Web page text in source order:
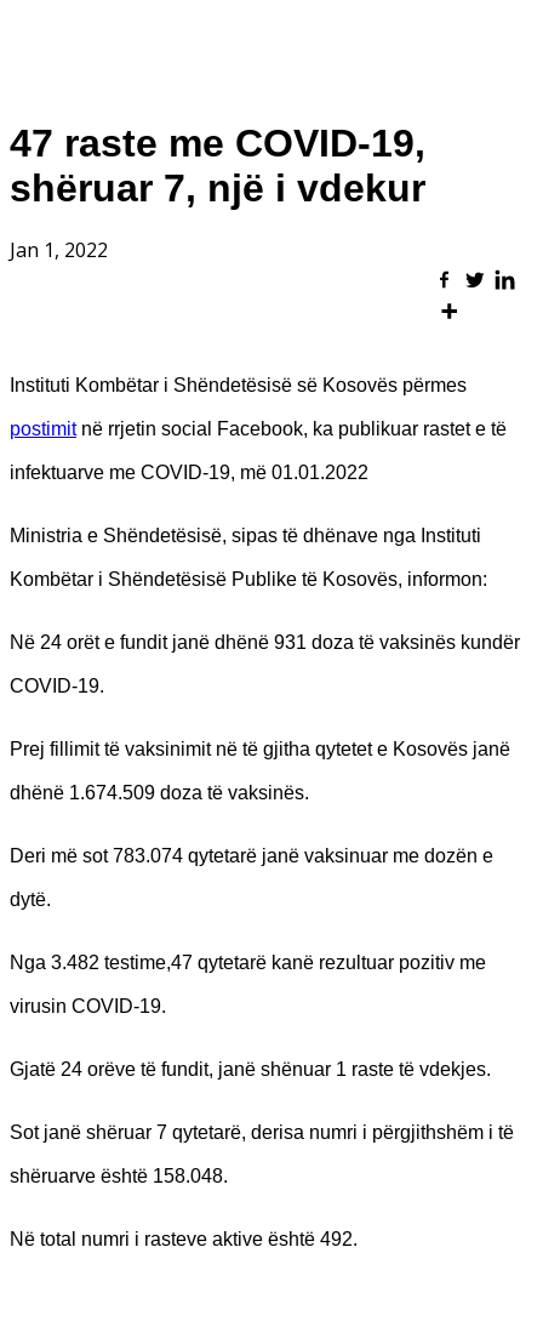
47 raste me COVID-19,
shëruar 7, një i vdekur
Jan 1, 2022
Instituti Kombëtar i Shëndetësisë së Kosovës përmes
postimitnë rrjetin social Facebook, ka publikuar rastet e të
infektuarve me COVID-19, më 01.01.2022
Ministria e Shëndetësisë, sipas të dhënave nga Instituti
Kombëtar i Shëndetësisë Publike të Kosovës, informon:
Në 24 orët e fundit janë dhënë 931 doza të vaksinës kundër
COVID-19.
Prej fillimit të vaksinimit në të gjitha qytetet e Kosovës janë
dhënë 1.674.509 doza të vaksinës.
Deri më sot 783.074 qytetarë janë vaksinuar me dozën e
dytë.
Nga 3.482 testime,47 qytetarë kanë rezultuar pozitiv me
virusin COVID-19.
Gjatë 24 orëve të fundit, janë shënuar 1 raste të vdekjes.
Sot janë shëruar 7 qytetarë, derisa numri i përgjithshëm i të
shëruarve është 158.048.
Në total numri i rasteve aktive është 492.